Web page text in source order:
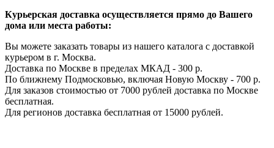
Курьерская доставка осуществляется прямо до Вашего
дома или места работы:
Вы можете заказать товары из нашего каталога с доставкой
курьером в г. Москва.
Доставка по Москве в пределах МКАД - 300 р.
По ближнему Подмосковью, включая Новую Москву - 700 р.
Для заказов стоимостью от 7000 рублей доставка по Москве
бесплатная.
Для регионов доставка бесплатная от 15000 рублей.